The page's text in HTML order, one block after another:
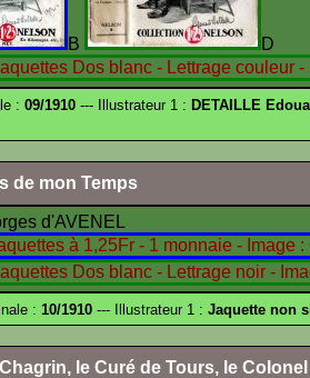
B
: 09/1910 --- Illustrateur 1 : DETAILLE
de mon Temps
d'AVENEL
: 10/1910 --- Illustrateur 1 : Jaquette non
le Curé de Tours, le